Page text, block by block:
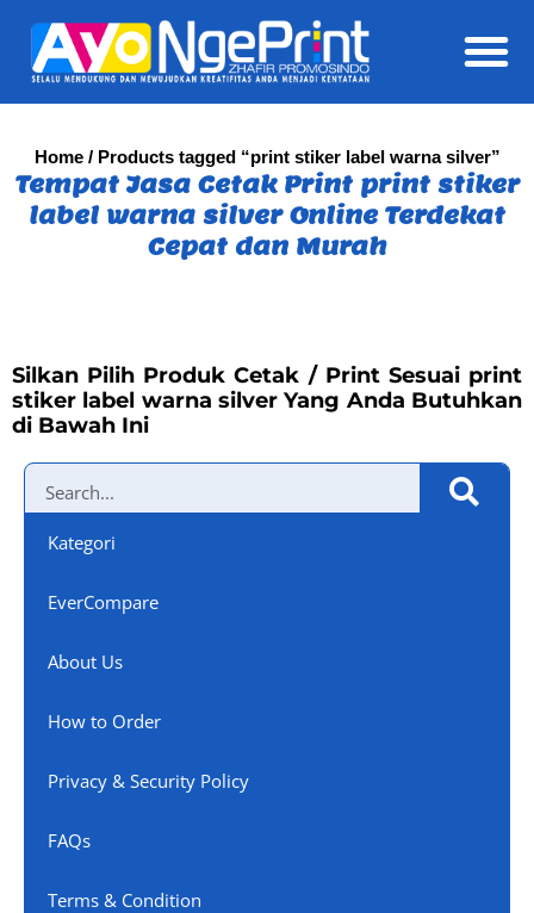
Home/ Products tagged “print stiker label warna silver”
Tempat Jasa Cetak Print print stiker
label warna silver Online Terdekat
Cepat dan Murah
Silkan Pilih Produk Cetak / Print Sesuai print
stiker label warna silver Yang Anda Butuhkan
di Bawah Ini
Kategori
EverCompare
About Us
How to Order
Privacy & Security Policy
FAQs
Terms & Condition